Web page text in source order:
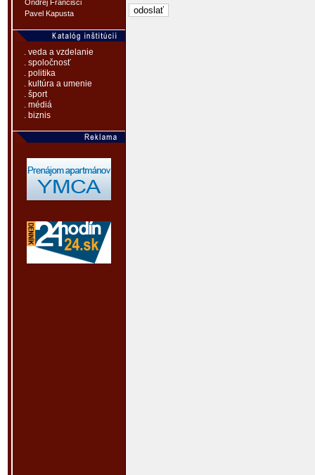
Ondrej Francisci
Pavel Kapusta
. veda a vzdelanie
. spoločnosť
. politika
. kultúra a umenie
. šport
. médiá
. biznis